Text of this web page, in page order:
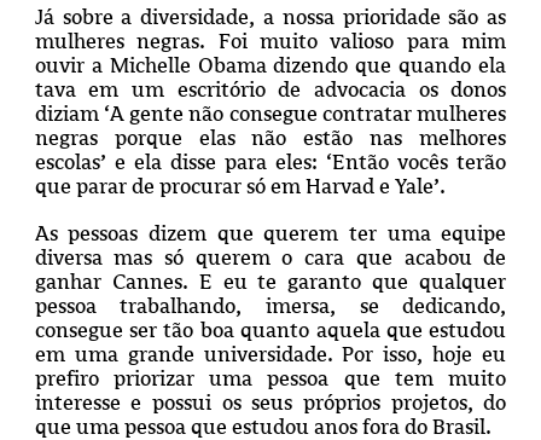
Já sobre a diversidade, a nossa prioridade são as
mulheres negras. Foi muito valioso para mim
ouvir a Michelle Obama dizendo que quando ela
tava em um escritório de advocacia os donos
diziam ‘A gente não consegue contratar mulheres
negras porque elas não estão nas melhores
escolas’ e ela disse para eles: ‘Então vocês terão
que parar de procurar só em Harvad e Yale’.
As pessoas dizem que querem ter uma equipe
diversa mas só querem o cara que acabou de
ganhar Cannes. E eu te garanto que qualquer
pessoa trabalhando, imersa, se dedicando,
consegue ser tão boa quanto aquela que estudou
em uma grande universidade. Por isso, hoje eu
prefiro priorizar uma pessoa que tem muito
interesse e possui os seus próprios projetos, do
que uma pessoa que estudou anos fora do Brasil.